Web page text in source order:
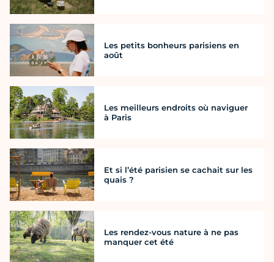
Les petits bonheurs parisiens en
août
Les meilleurs endroits où naviguer
à Paris
Et si l’été parisien se cachait sur les
quais ?
Les rendez-vous nature à ne pas
manquer cet été